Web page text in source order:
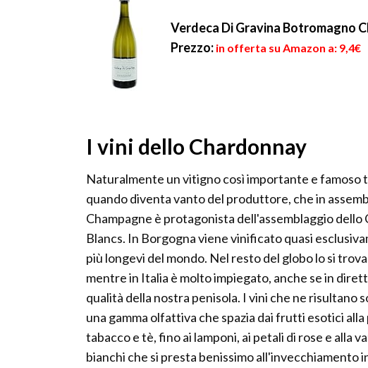
Verdeca Di Gravina Botromagno
Prezzo: in offerta su Amazon a: 9,4€
I vini dello Chardonnay
Naturalmente un vitigno così importante e famoso
quando diventa vanto del produttore, che in
Champagne è protagonista dell'assemblaggio
Blancs. In Borgogna viene vinificato quasi
più longevi del mondo. Nel resto del globo lo si
mentre in Italia è molto impiegato, anche se in
qualità della nostra penisola. I vini che ne risultano
una gamma olfattiva che spazia dai frutti esotici
tabacco e tè, fino ai lamponi, ai petali di rose e alla
bianchi che si presta benissimo all'invecchiamento